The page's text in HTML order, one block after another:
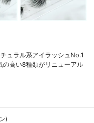
ュラル系アイラッシュNo.1
の高い8種類がリニューアル
)